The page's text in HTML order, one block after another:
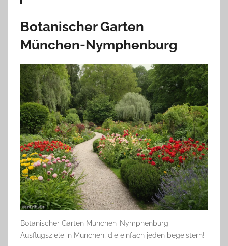
Botanischer Garten
München-Nymphenburg
Botanischer Garten München-Nymphenburg –
Ausflugsziele in München, die einfach jeden begeistern!